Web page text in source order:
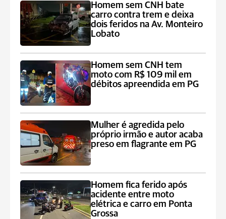
Homem sem CNH bate
carro contra trem e deixa
dois feridos na Av. Monteiro
Lobato
Homem sem CNH tem
moto com R$ 109 mil em
débitos apreendida em PG
Mulher é agredida pelo
próprio irmão e autor acaba
preso em flagrante em PG
Homem fica ferido após
acidente entre moto
elétrica e carro em Ponta
Grossa